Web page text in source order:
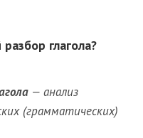
глагола?
— анализ
(грамматических)